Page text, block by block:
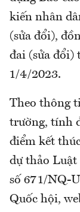
kiến nhân
(sửa đổi),
đai (sửa đổi)
1/4/2023.
Theo thông
trường, tính
điểm kết
dự thảo Luật
số 671/NQ-
Quốc hội,